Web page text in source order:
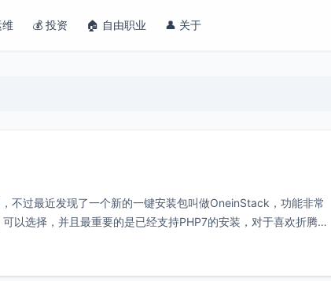
💰 投资 🏠 自由职业 👤 关于
不过最近发现了一个新的一键安装包叫做OneinStack，功能非常
以选择，并且最重要的是已经支持PHP7的安装，对于喜欢折腾的